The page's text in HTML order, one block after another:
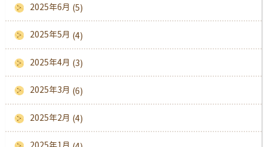
2025年6月 (5)
2025年5月 (4)
2025年4月 (3)
2025年3月 (6)
2025年2月 (4)